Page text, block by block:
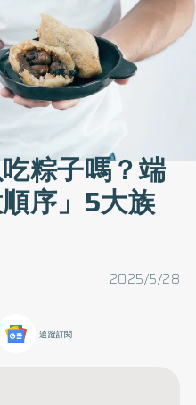
粽子嗎？端
序」5大族
2025/5/28
追蹤訂閱